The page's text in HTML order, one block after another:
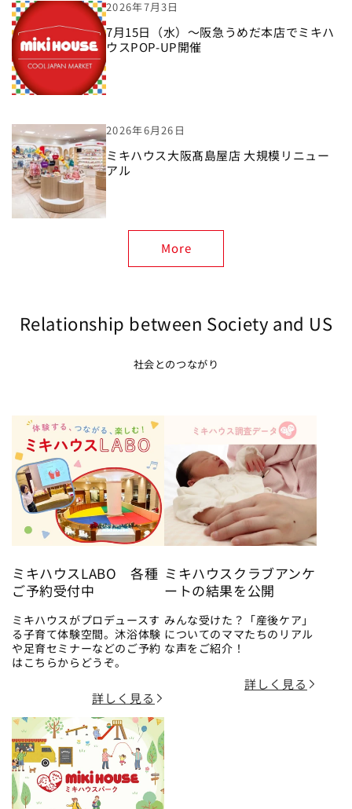
2026年7月3日
7月15日（水）〜阪急うめだ本店でミキハ
ウスPOP-UP開催
2026年6月26日
ミキハウス大阪髙島屋店 大規模リニュー
アル
More
Relationship between Society and US
社会とのつながり
ミキハウスLABO 各種
ご予約受付中
ミキハウスがプロデュースす
る子育て体験空間。沐浴体験
や足育セミナーなどのご予約
はこちらからどうぞ。
詳しく見る
ミキハウスクラブアンケ
ートの結果を公開
みんな受けた？「産後ケア」
についてのママたちのリアル
な声をご紹介！
詳しく見る